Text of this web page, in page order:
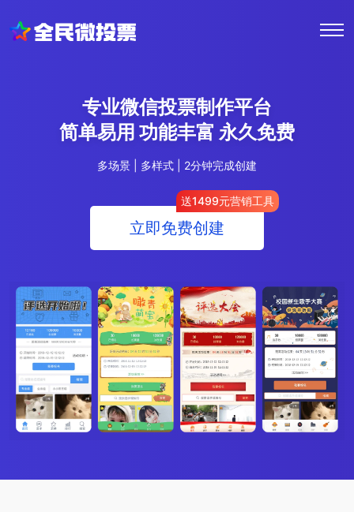
专业微信投票制作平台
简单易用 功能丰富 永久免费
多场景 | 多样式 | 2分钟完成创建
送1499元营销工具
立即免费创建